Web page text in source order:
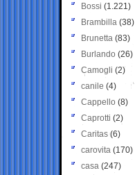
Bossi (1.221)
Brambilla (38)
Brunetta (83)
Burlando (26)
Camogli (2)
canile (4)
Cappello (8)
Caprotti (2)
Caritas (6)
carovita (170)
casa (247)